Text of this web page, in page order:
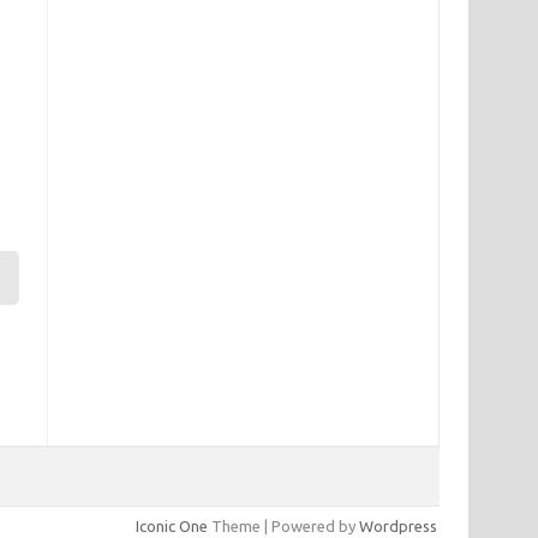
Iconic One Theme | Powered by Wordpress